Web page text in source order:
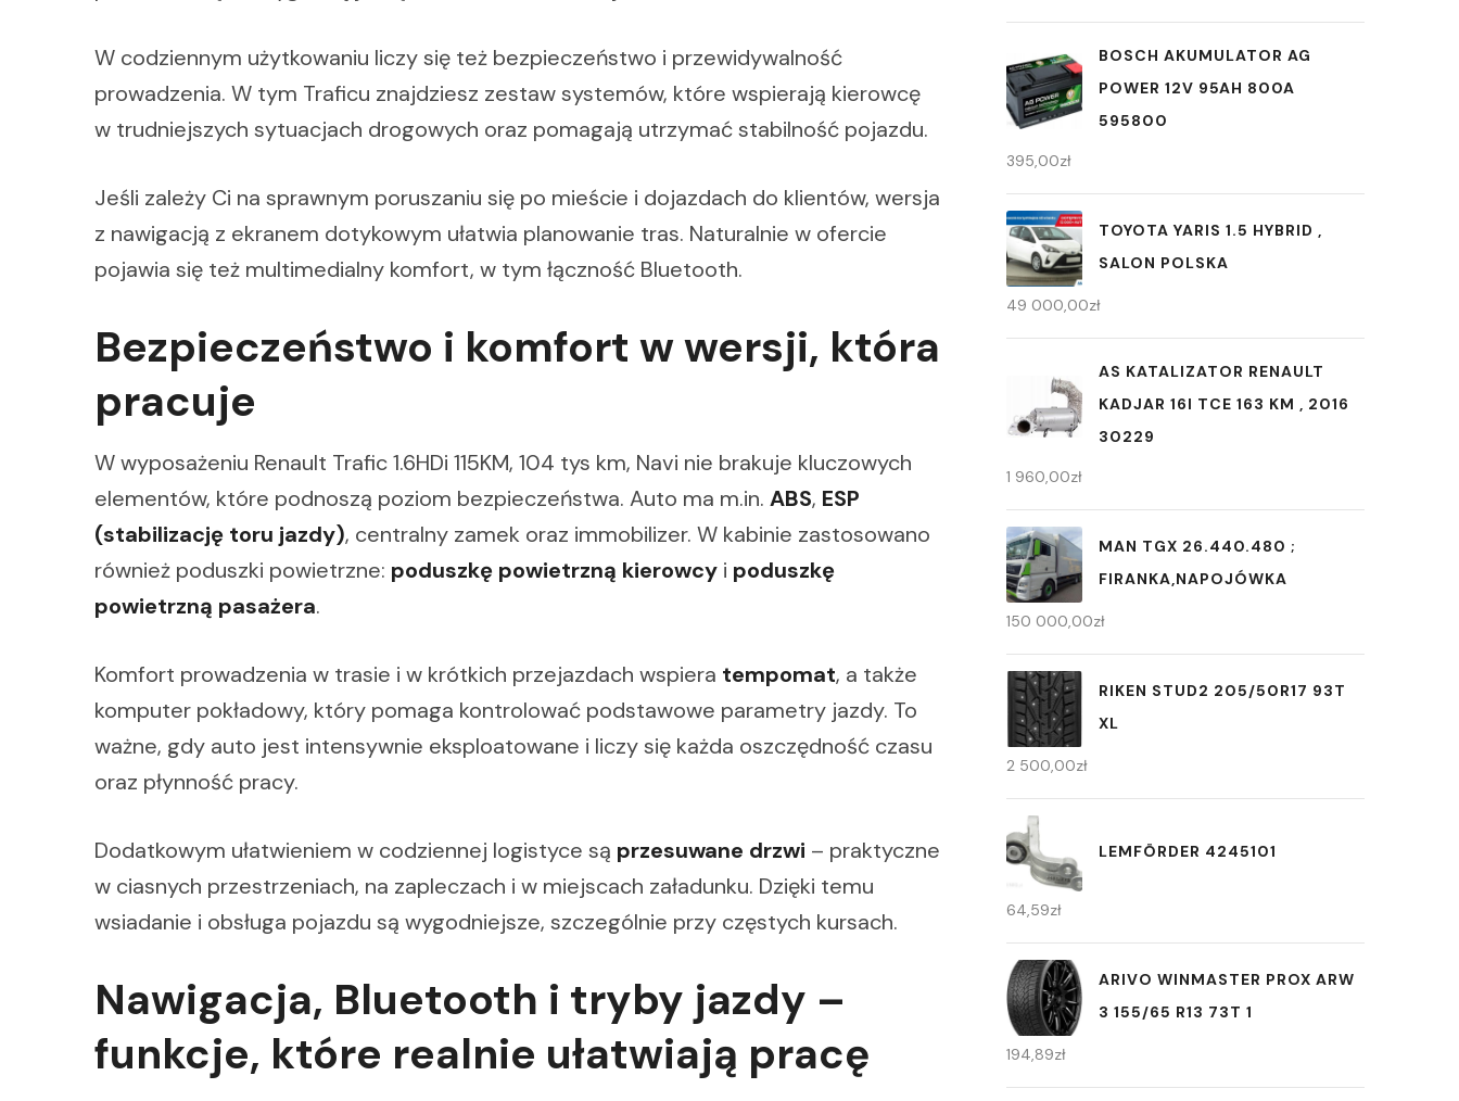
W codziennym użytkowaniu liczy się też bezpieczeństwo i przewidywalność
prowadzenia. W tym Traficu znajdziesz zestaw systemów, które wspierają kierowcę
w trudniejszych sytuacjach drogowych oraz pomagają utrzymać stabilność pojazdu.
Jeśli zależy Ci na sprawnym poruszaniu się po mieście i dojazdach do klientów, wersja
z nawigacją z ekranem dotykowym ułatwia planowanie tras. Naturalnie w ofercie
pojawia się też multimedialny komfort, w tym łączność Bluetooth.
Bezpieczeństwo i komfort w wersji, która
pracuje
W wyposażeniu Renault Trafic 1.6HDi 115KM, 104 tys km, Navi nie brakuje kluczowych
elementów, które podnoszą poziom bezpieczeństwa. Auto ma m.in. ABS, ESP
(stabilizację toru jazdy), centralny zamek oraz immobilizer. W kabinie zastosowano
również poduszki powietrzne: poduszkę powietrzną kierowcy i poduszkę
powietrzną pasażera.
Komfort prowadzenia w trasie i w krótkich przejazdach wspiera tempomat, a także
komputer pokładowy, który pomaga kontrolować podstawowe parametry jazdy. To
ważne, gdy auto jest intensywnie eksploatowane i liczy się każda oszczędność czasu
oraz płynność pracy.
Dodatkowym ułatwieniem w codziennej logistyce są przesuwane drzwi – praktyczne
w ciasnych przestrzeniach, na zapleczach i w miejscach załadunku. Dzięki temu
wsiadanie i obsługa pojazdu są wygodniejsze, szczególnie przy częstych kursach.
Nawigacja, Bluetooth i tryby jazdy –
funkcje, które realnie ułatwiają pracę
BOSCH AKUMULATOR AG
POWER 12V 95AH 800A
595800
395,00zł
TOYOTA YARIS 1.5 HYBRID ,
SALON POLSKA
49 000,00zł
AS KATALIZATOR RENAULT
KADJAR 16I TCE 163 KM , 2016
30229
1 960,00zł
MAN TGX 26.440.480 ;
FIRANKA,NAPOJÓWKA
150 000,00zł
RIKEN STUD2 205/50R17 93T
XL
2 500,00zł
LEMFÖRDER 4245101
64,59zł
ARIVO WINMASTER PROX ARW
3 155/65 R13 73T 1
194,89zł